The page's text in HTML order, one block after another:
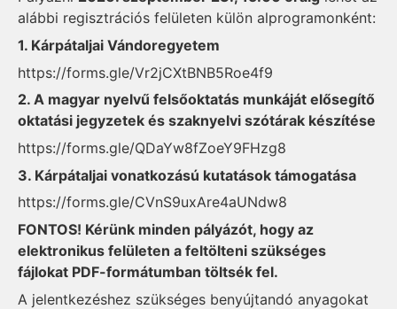
alábbi regisztrációs felületen külön alprogramonként:
1. Kárpátaljai Vándoregyetem
https://forms.gle/Vr2jCXtBNB5Roe4f9
2. A magyar nyelvű felsőoktatás munkáját elősegítő
oktatási jegyzetek és szaknyelvi szótárak készítése
https://forms.gle/QDaYw8fZoeY9FHzg8
3. Kárpátaljai vonatkozású kutatások támogatása
https://forms.gle/CVnS9uxAre4aUNdw8
FONTOS! Kérünk minden pályázót, hogy az
elektronikus felületen a feltölteni szükséges
fájlokat PDF-formátumban töltsék fel.
A jelentkezéshez szükséges benyújtandó anyagokat